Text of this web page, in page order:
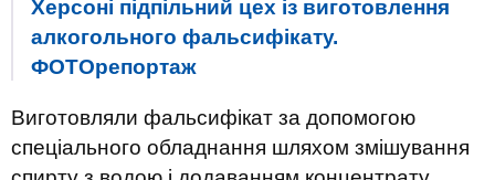
Херсоні підпільний цех із виготовлення
алкогольного фальсифікату.
ФОТОрепортаж
Виготовляли фальсифікат за допомогою
спеціального обладнання шляхом змішування